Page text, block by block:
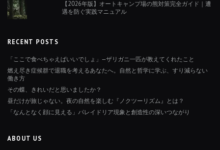
【2026年版】オートキャンプ場の熊対策完全ガイド｜遭
遇を防ぐ実践マニュアル
RECENT POSTS
「ここで食べちゃえばいいでしょ」—ザリガニ一匹が教えてくれたこと
燃え尽き症候群で退職を考えるあなたへ。自然と哲学に学ぶ、すり減らない
働き方
その蝶、きれいだと思いましたか？
昼だけが旅じゃない。夜の自然を楽しむ『ノクツーリズム』とは？
「なんとなく顔に見える」パレイドリア現象と創造性の深いつながり
ABOUT US